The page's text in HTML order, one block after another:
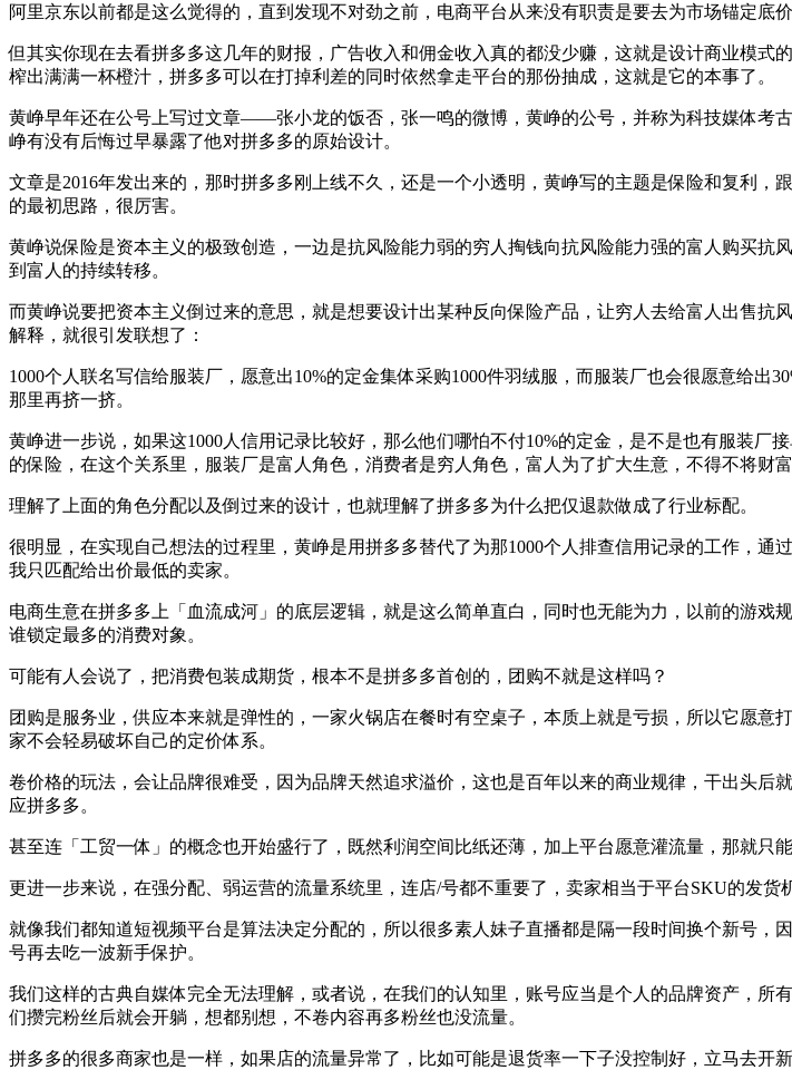
阿里京东以前都是这么觉得的，直到发现不对劲之前，电商平台从来没有职责是要去为市场锚定底
但其实你现在去看拼多多这几年的财报，广告收入和佣金收入真的都没少赚，这就是设计商业模
榨出满满一杯橙汁，拼多多可以在打掉利差的同时依然拿走平台的那份抽成，这就是它的本事了。
黄峥早年还在公号上写过文章——张小龙的饭否，张一鸣的微博，黄峥的公号，并称为科技媒体
峥有没有后悔过早暴露了他对拼多多的原始设计。
文章是2016年发出来的，那时拼多多刚上线不久，还是一个小透明，黄峥写的主题是保险和复利
的最初思路，很厉害。
黄峥说保险是资本主义的极致创造，一边是抗风险能力弱的穷人掏钱向抗风险能力强的富人购买
到富人的持续转移。
而黄峥说要把资本主义倒过来的意思，就是想要设计出某种反向保险产品，让穷人去给富人出售
解释，就很引发联想了：
1000个人联名写信给服装厂，愿意出10%的定金集体采购1000件羽绒服，而服装厂也会很愿意给
那里再挤一挤。
黄峥进一步说，如果这1000人信用记录比较好，那么他们哪怕不付10%的定金，是不是也有服装厂
的保险，在这个关系里，服装厂是富人角色，消费者是穷人角色，富人为了扩大生意，不得不将财
理解了上面的角色分配以及倒过来的设计，也就理解了拼多多为什么把仅退款做成了行业标配。
很明显，在实现自己想法的过程里，黄峥是用拼多多替代了为那1000个人排查信用记录的工作，
我只匹配给出价最低的卖家。
电商生意在拼多多上「血流成河」的底层逻辑，就是这么简单直白，同时也无能为力，以前的游
谁锁定最多的消费对象。
可能有人会说了，把消费包装成期货，根本不是拼多多首创的，团购不就是这样吗？
团购是服务业，供应本来就是弹性的，一家火锅店在餐时有空桌子，本质上就是亏损，所以它愿
家不会轻易破坏自己的定价体系。
卷价格的玩法，会让品牌很难受，因为品牌天然追求溢价，这也是百年以来的商业规律，干出头
应拼多多。
甚至连「工贸一体」的概念也开始盛行了，既然利润空间比纸还薄，加上平台愿意灌流量，那就
更进一步来说，在强分配、弱运营的流量系统里，连店/号都不重要了，卖家相当于平台SKU的发货
就像我们都知道短视频平台是算法决定分配的，所以很多素人妹子直播都是隔一段时间换个新号
号再去吃一波新手保护。
我们这样的古典自媒体完全无法理解，或者说，在我们的认知里，账号应当是个人的品牌资产，
们攒完粉丝后就会开躺，想都别想，不卷内容再多粉丝也没流量。
拼多多的很多商家也是一样，如果店的流量异常了，比如可能是退货率一下子没控制好，立马去